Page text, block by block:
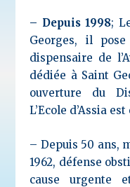
– Depuis 1998;
Georges, il
dispensaire de
dédiée à Saint
ouverture du
L’Ecole d’Assia
– Depuis 50 ans,
1962, défense
cause urgente